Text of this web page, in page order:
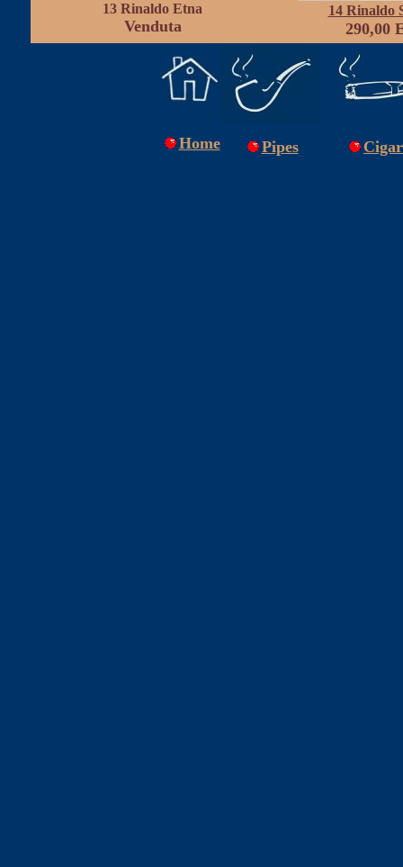
13 Rinaldo Etna
Venduta
14 Rinaldo
290,00
Home Pipes